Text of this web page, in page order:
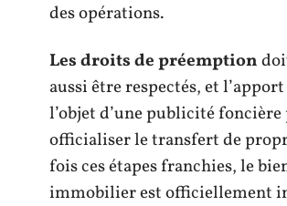
des opérations.
Les droits de préemption
aussi être respectés, et
l’objet d’une publicité
officialiser le transfert de
fois ces étapes franchies, le
immobilier est officiellement